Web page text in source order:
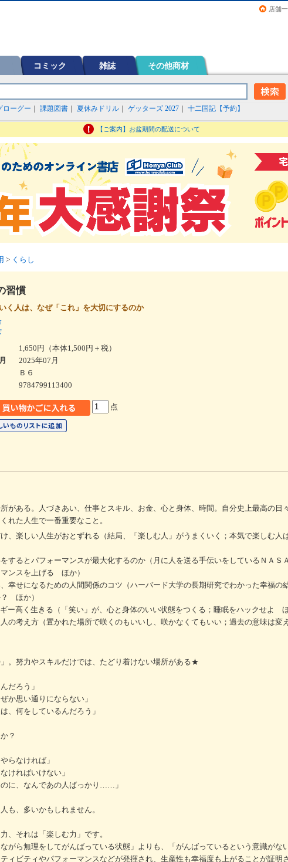
店舗
コミック 雑誌 その他商材
ローグー 課題図書 夏休みドリル ゲッターズ 2027 十二国記【予約】
【ご案内】お盆期間の配送について
> くらし
習慣
く人は、なぜ「これ」を大切にするのか
1,650円（本体1,500円＋税）
2025年07月
Ｂ６
9784799113400
点
がある。人づきあい、仕事とスキル、お金、心と身体、時間。自分史上最高の日
れた人生で一番重要なこと。
、楽しい人生がおとずれる（結局、「楽しむ人」がうまくいく；本気で楽しむ人
るとパフォーマンスが最大化するのか（月に人を送る手伝いをしているＮＡＳ
ンスを上げる ほか）
せになるための人間関係のコツ（ハーバード大学の長期研究でわかった幸福の
ほか）
ー高く生きる（「笑い」が、心と身体のいい状態をつくる；睡眠をハックせよ ほ
の考え方（置かれた場所で咲くのもいいし、咲かなくてもいい；過去の意味は
。努力やスキルだけでは、たどり着けない場所がある★
だろう」
か思い通りにならない」
、何をしているんだろう」
？
らなければ」
ければいけない」
のに、なんであの人ばっかり……」
も、多いかもしれません。
、それは「楽しむ力」です。
がら無理をしてがんばっている状態」よりも、「がんばっているという意識がな
ィビティやパフォーマンスなどが発揮され、生産性も幸福度も上がることが証明